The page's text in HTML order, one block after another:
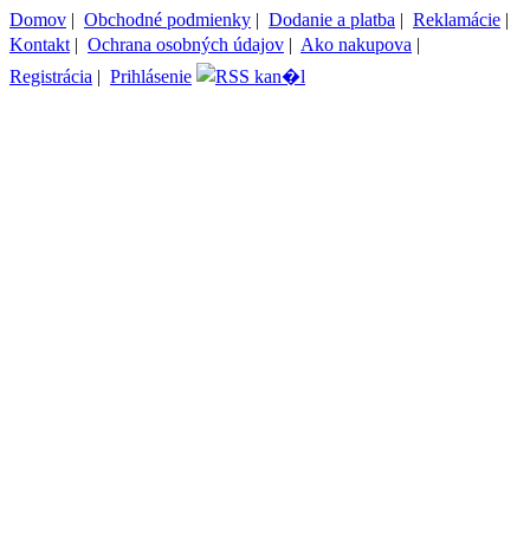
Domov | Obchodné podmienky | Dodanie a platba | Reklamácie |
Kontakt | Ochrana osobných údajov | Ako nakupova |
Registrácia | Prihlásenie